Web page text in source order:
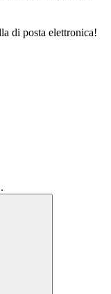
di posta elettronica!